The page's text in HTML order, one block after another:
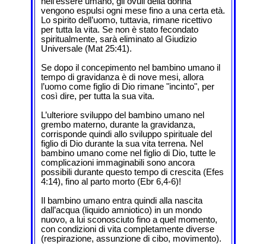
vengono espulsi ogni mese fino a una certa età.
Lo spirito dell’uomo, tuttavia, rimane ricettivo
per tutta la vita. Se non è stato fecondato
spiritualmente, sarà eliminato al Giudizio
Universale (Mat 25:41).
Se dopo il concepimento nel bambino umano il
tempo di gravidanza è di nove mesi, allora
l’uomo come figlio di Dio rimane "incinto", per
così dire, per tutta la sua vita.
L’ulteriore sviluppo del bambino umano nel
grembo materno, durante la gravidanza,
corrisponde quindi allo sviluppo spirituale del
figlio di Dio durante la sua vita terrena. Nel
bambino umano come nel figlio di Dio, tutte le
complicazioni immaginabili sono ancora
possibili durante questo tempo di crescita (Efes
4:14), fino al parto morto (Ebr 6,4-6)!
Il bambino umano entra quindi alla nascita
dall’acqua (liquido amniotico) in un mondo
nuovo, a lui sconosciuto fino a quel momento,
con condizioni di vita completamente diverse
(respirazione, assunzione di cibo, movimento).